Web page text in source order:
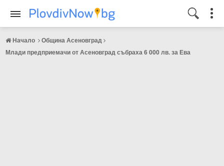
Начало
Община Асеновград
Млади предприемачи от Асеновград събраха 6 000 лв. за Ева